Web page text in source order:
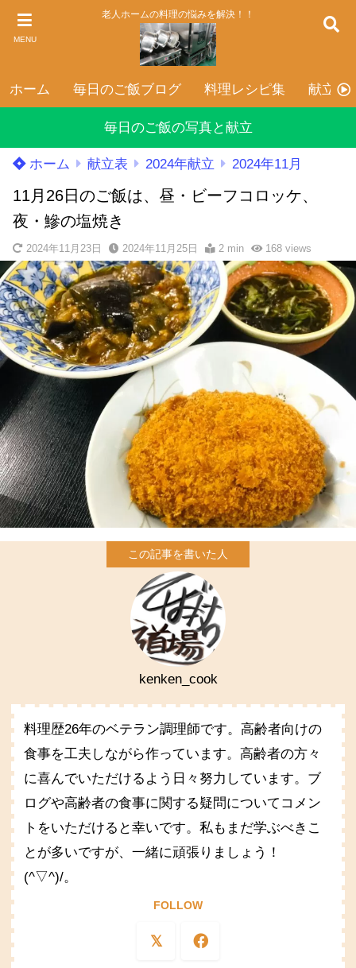
MENU
老人ホームの料理の悩みを解決！！
ホーム 毎日のご飯ブログ 料理レシピ集 献立表
毎日のご飯の写真と献立
ホーム 献立表 2024年献立 2024年11月
11月26日のご飯は、昼・ビーフコロッケ、
夜・鰺の塩焼き
2024年11月23日 2024年11月25日 2 min 168views
kenken_cook
料理歴26年のベテラン調理師です。高齢者向けの
食事を工夫しながら作っています。高齢者の方々
に喜んでいただけるよう日々努力しています。ブ
ログや高齢者の食事に関する疑問についてコメン
トをいただけると幸いです。私もまだ学ぶべきこ
とが多いですが、一緒に頑張りましょう！
(^▽^)/。
FOLLOW